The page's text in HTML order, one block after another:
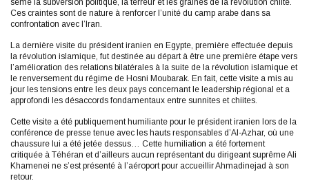
sème la subversion politique, la terreur et les graines de la révolution chiite.
Ces craintes sont de nature à renforcer l’unité du camp arabe dans sa
confrontation avec l’Iran.
La dernière visite du président iranien en Egypte, première effectuée depuis
la révolution islamique, fut destinée au départ à être une première étape vers
l’amélioration des relations bilatérales à la suite de la révolution islamique et
le renversement du régime de Hosni Moubarak. En fait, cette visite a mis au
jour les tensions entre les deux pays concernant le leadership régional et a
approfondi les désaccords fondamentaux entre sunnites et chiites.
Cette visite a été publiquement humiliante pour le président iranien lors de la
conférence de presse tenue avec les hauts responsables d’Al-Azhar, où une
chaussure lui a été jetée dessus… Cette humiliation a été fortement
critiquée à Téhéran et d’ailleurs aucun représentant du dirigeant suprême Ali
Khamenei ne s’est présenté à l’aéroport pour accueillir Ahmadinejad à son
retour.